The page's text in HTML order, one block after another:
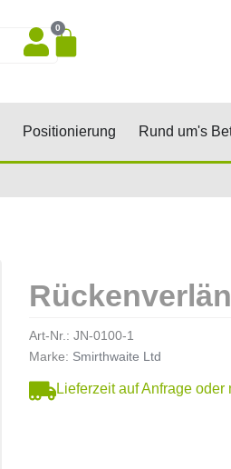
0
Warenkorb
Öffne Rampen & Stufen
Positionierung Öffne
Rund um's
Art-Nr.:JN-0100-1
Marke: Smirthwaite Ltd
Lieferzeit auf Anfrage